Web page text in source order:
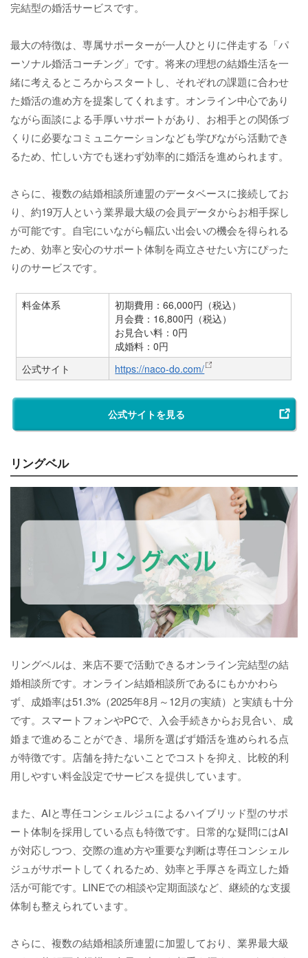
完結型の婚活サービスです。
最大の特徴は、専属サポーターが一人ひとりに伴走する「パ
ーソナル婚活コーチング」です。将来の理想の結婚生活を一
緒に考えるところからスタートし、それぞれの課題に合わせ
た婚活の進め方を提案してくれます。オンライン中心であり
ながら面談による手厚いサポートがあり、お相手との関係づ
くりに必要なコミュニケーションなども学びながら活動でき
るため、忙しい方でも迷わず効率的に婚活を進められます。
さらに、複数の結婚相談所連盟のデータベースに接続してお
り、約19万人という業界最大級の会員データからお相手探し
が可能です。自宅にいながら幅広い出会いの機会を得られる
ため、効率と安心のサポート体制を両立させたい方にぴった
りのサービスです。
料金体系
初期費用：66,000円（税込）
月会費：16,800円（税込）
お見合い料：0円
成婚料：0円
公式サイト
https://naco-do.com/
公式サイトを見る
リングベル
リングベルは、来店不要で活動できるオンライン完結型の結
婚相談所です。オンライン結婚相談所であるにもかかわら
ず、成婚率は51.3%（2025年8月～12月の実績）と実績も十分
です。スマートフォンやPCで、入会手続きからお見合い、成
婚まで進めることができ、場所を選ばず婚活を進められる点
が特徴です。店舗を持たないことでコストを抑え、比較的利
用しやすい料金設定でサービスを提供しています。
また、AIと専任コンシェルジュによるハイブリッド型のサポ
ート体制を採用している点も特徴です。日常的な疑問にはAI
が対応しつつ、交際の進め方や重要な判断は専任コンシェル
ジュがサポートしてくれるため、効率と手厚さを両立した婚
活が可能です。LINEでの相談や定期面談など、継続的な支援
体制も整えられています。
さらに、複数の結婚相談所連盟に加盟しており、業界最大級